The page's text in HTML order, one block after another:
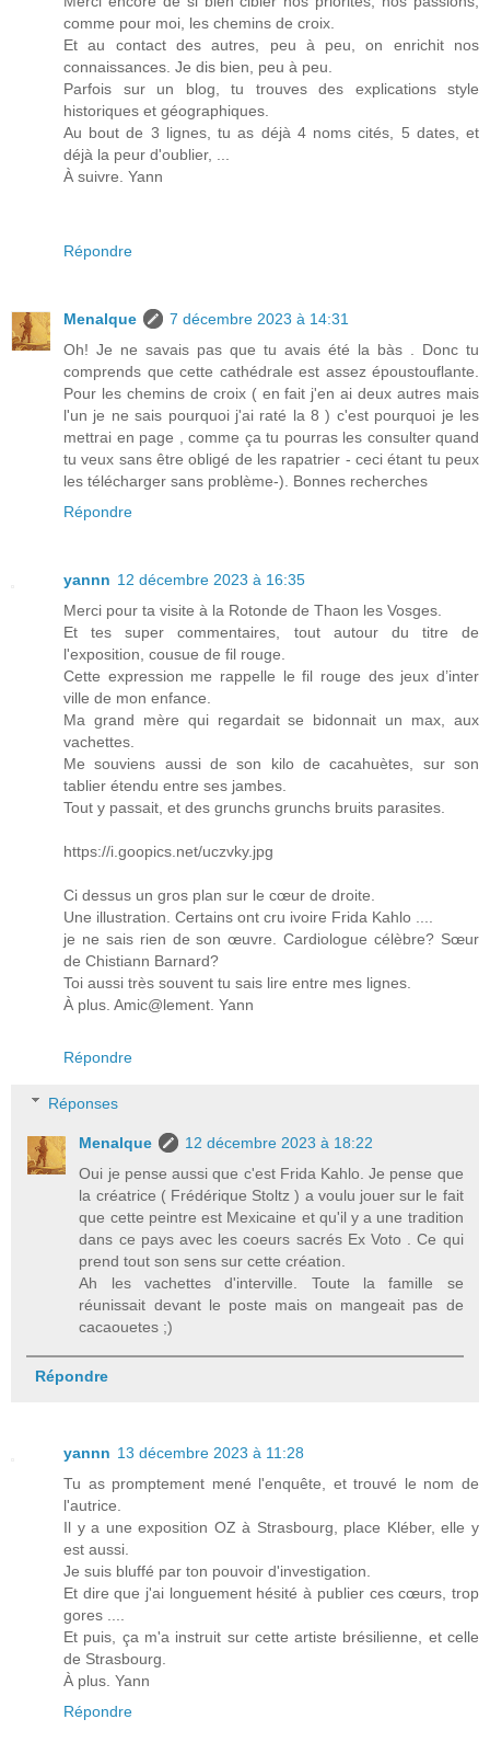
comme pour moi, les chemins de croix.
Et au contact des autres, peu à peu, on enrichit nos
connaissances. Je dis bien, peu à peu.
Parfois sur un blog, tu trouves des explications style
historiques et géographiques.
Au bout de 3 lignes, tu as déjà 4 noms cités, 5 dates, et
déjà la peur d'oublier, ...
À suivre. Yann
Répondre
Menalque
7 décembre 2023 à 14:31
Oh! Je ne savais pas que tu avais été la bàs . Donc tu
comprends que cette cathédrale est assez époustouflante.
Pour les chemins de croix ( en fait j'en ai deux autres mais
l'un je ne sais pourquoi j'ai raté la 8 ) c'est pourquoi je les
mettrai en page , comme ça tu pourras les consulter quand
tu veux sans être obligé de les rapatrier - ceci étant tu peux
les télécharger sans problème-). Bonnes recherches
Répondre
yannn 12 décembre 2023 à 16:35
Merci pour ta visite à la Rotonde de Thaon les Vosges.
Et tes super commentaires, tout autour du titre de
l'exposition, cousue de fil rouge.
Cette expression me rappelle le fil rouge des jeux d’inter
ville de mon enfance.
Ma grand mère qui regardait se bidonnait un max, aux
vachettes.
Me souviens aussi de son kilo de cacahuètes, sur son
tablier étendu entre ses jambes.
Tout y passait, et des grunchs grunchs bruits parasites.
https://i.goopics.net/uczvky.jpg
Ci dessus un gros plan sur le cœur de droite.
Une illustration. Certains ont cru ivoire Frida Kahlo ....
je ne sais rien de son œuvre. Cardiologue célèbre? Sœur
de Chistiann Barnard?
Toi aussi très souvent tu sais lire entre mes lignes.
À plus. Amic@lement. Yann
Répondre
Réponses
Menalque
12 décembre 2023 à 18:22
Oui je pense aussi que c'est Frida Kahlo. Je pense que
la créatrice ( Frédérique Stoltz ) a voulu jouer sur le fait
que cette peintre est Mexicaine et qu'il y a une tradition
dans ce pays avec les coeurs sacrés Ex Voto . Ce qui
prend tout son sens sur cette création.
Ah les vachettes d'interville. Toute la famille se
réunissait devant le poste mais on mangeait pas de
cacaouetes ;)
Répondre
yannn 13 décembre 2023 à 11:28
Tu as promptement mené l'enquête, et trouvé le nom de
l'autrice.
Il y a une exposition OZ à Strasbourg, place Kléber, elle y
est aussi.
Je suis bluffé par ton pouvoir d'investigation.
Et dire que j'ai longuement hésité à publier ces cœurs, trop
gores ....
Et puis, ça m'a instruit sur cette artiste brésilienne, et celle
de Strasbourg.
À plus. Yann
Répondre